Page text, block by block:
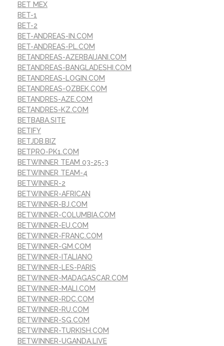
BET MEX
BET-1
BET-2
BET-ANDREAS-IN.COM
BET-ANDREAS-PL.COM
BETANDREAS-AZERBAIJANI.COM
BETANDREAS-BANGLADESHI.COM
BETANDREAS-LOGIN.COM
BETANDREAS-OZBEK.COM
BETANDRES-AZE.COM
BETANDRES-KZ.COM
BETBABA.SITE
BETIFY
BETJDB.BIZ
BETPRO-PK1.COM
BETWINNER TEAM 03-25-3
BETWINNER TEAM-4
BETWINNER-2
BETWINNER-AFRICAN
BETWINNER-BJ.COM
BETWINNER-COLUMBIA.COM
BETWINNER-EU.COM
BETWINNER-FRANC.COM
BETWINNER-GM.COM
BETWINNER-ITALIANO
BETWINNER-LES-PARIS
BETWINNER-MADAGASCAR.COM
BETWINNER-MALI.COM
BETWINNER-RDC.COM
BETWINNER-RU.COM
BETWINNER-SG.COM
BETWINNER-TURKISH.COM
BETWINNER-UGANDA.LIVE